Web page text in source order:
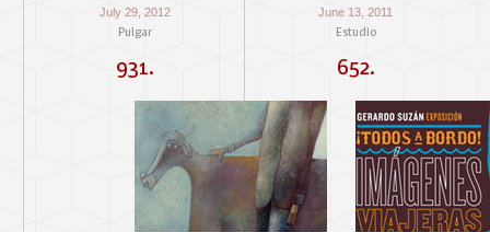
July 29, 2012
Pulgar
931.
June 13, 2011
Estudio
652.